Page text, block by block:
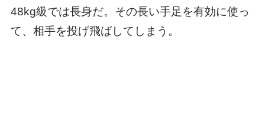
48kg級では長身だ。その長い手足を有効に使っ
て、相手を投げ飛ばしてしまう。